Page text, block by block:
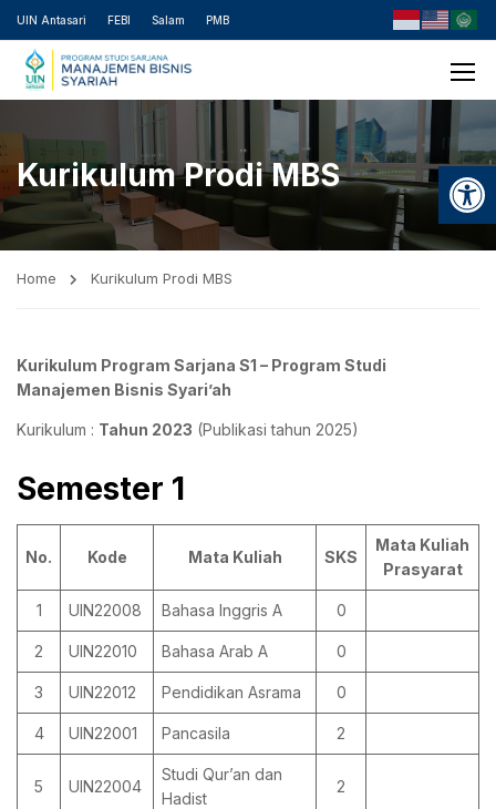
UIN Antasari FEBI Salam PMB
Kurikulum Prodi MBS
Home Kurikulum Prodi MBS
Kurikulum Program Sarjana S1 – Program Studi
Manajemen Bisnis Syari’ah
Kurikulum : Tahun 2023 (Publikasi tahun 2025)
Semester 1
No. Kode Mata Kuliah SKS
Mata Kuliah
Prasyarat
1 UIN22008 Bahasa Inggris A 0
2 UIN22010 Bahasa Arab A 0
3 UIN22012 Pendidikan Asrama 0
4 UIN22001 Pancasila 2
5 UIN22004
Studi Qur’an dan
Hadist
2